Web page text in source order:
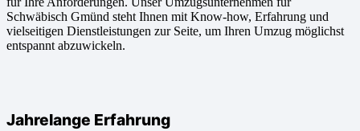
Schwäbisch Gmünd steht Ihnen mit Know-how, Erfahrung und
vielseitigen Dienstleistungen zur Seite, um Ihren Umzug möglichst
entspannt abzuwickeln.
Jahrelange Erfahrung